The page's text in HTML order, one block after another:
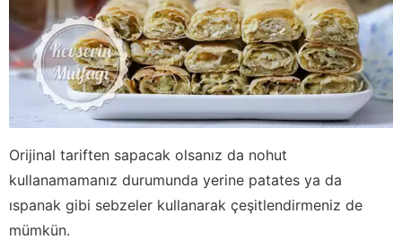
Orijinal tariften sapacak olsanız da nohut
kullanamamanız durumunda yerine patates ya da
ıspanak gibi sebzeler kullanarak çeşitlendirmeniz de
mümkün.